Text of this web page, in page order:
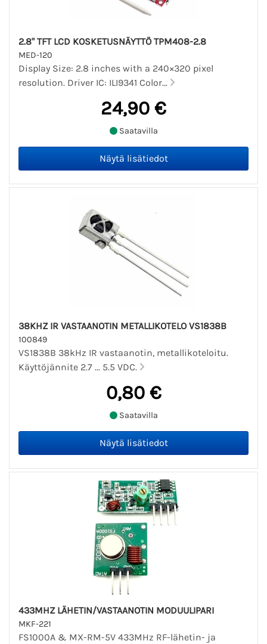
2.8" TFT LCD KOSKETUSNÄYTTÖ TPM408-2.8
MED-120
Display Size: 2.8 inches with a 240×320 pixel
resolution. Driver IC: ILI9341 Color...
24,90 €
Saatavilla
38KHZ IR VASTAANOTIN METALLIKOTELO VS1838B
100849
VS1838B 38kHz IR vastaanotin, metallikoteloitu.
Käyttöjännite 2.7 ... 5.5 VDC.
0,80 €
Saatavilla
433MHZ LÄHETIN/VASTAANOTIN MODUULIPARI
MKF-221
FS1000A & MX-RM-5V 433MHz RF-lähetin- ja